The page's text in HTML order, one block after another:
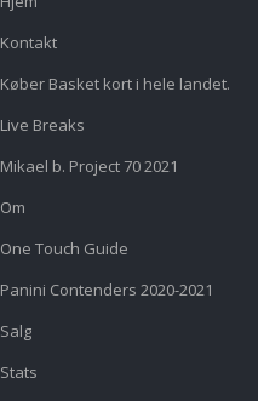
Kontakt
Køber Basket kort i hele landet.
Live Breaks
Mikael b. Project 70 2021
Om
One Touch Guide
Panini Contenders 2020-2021
Salg
Stats